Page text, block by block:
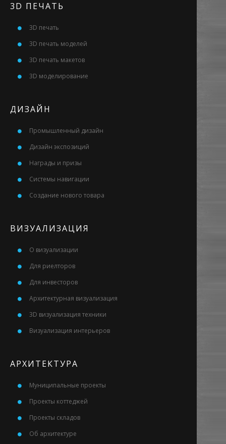
3D ПЕЧАТЬ
3D печать
3D печать моделей
3D печать макетов
3D моделирование
ДИЗАЙН
Промышленный дизайн
Дизайн экспозиций
Награды и призы
Системы навигации
Создание нового товара
ВИЗУАЛИЗАЦИЯ
О визуализации
Для риелторов
Для инвесторов
Архитектурная визуализация
3D визуализация техники
Визуализация интерьеров
АРХИТЕКТУРА
Муниципальные проекты
Проекты коттеджей
Проекты складов
Об архитектуре